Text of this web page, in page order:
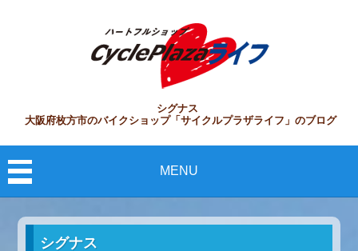
シグナス
大阪府枚方市のバイクショップ「サイクルプラザライフ」のブログ
MENU
シグナス